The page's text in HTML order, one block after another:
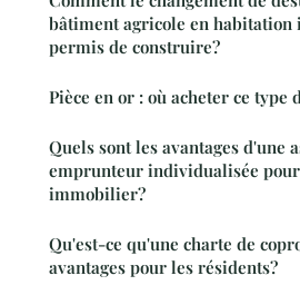
bâtiment agricole en
permis de construire?
Pièce en or : où acheter ce type
Quels sont les avantages d'une
emprunteur individualisée
immobilier?
Qu'est-ce qu'une charte de
avantages pour les résidents?